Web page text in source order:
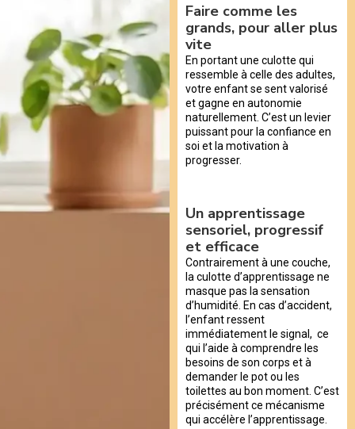
Faire comme les
grands, pour aller plus
vite
En portant une culotte qui
ressemble à celle des adultes,
votre enfant se sent valorisé
et gagne en autonomie
naturellement. C’est un levier
puissant pour la confiance en
soi et la motivation à
progresser.
Un apprentissage
sensoriel, progressif
et efficace
Contrairement à une couche,
la culotte d’apprentissage ne
masque pas la sensation
d’humidité. En cas d’accident,
l’enfant ressent
immédiatement le signal, ce
qui l’aide à comprendre les
besoins de son corps et à
demander le pot ou les
toilettes au bon moment. C’est
précisément ce mécanisme
qui accélère l’apprentissage.